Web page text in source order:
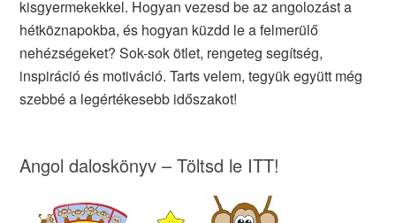
kisgyermekekkel. Hogyan vezesd be az angolozást a
hétköznapokba, és hogyan küzdd le a felmerülő
nehézségeket? Sok-sok ötlet, rengeteg segítség,
inspiráció és motiváció. Tarts velem, tegyük együtt még
szebbé a legértékesebb időszakot!
Angol daloskönyv – Töltsd le ITT!